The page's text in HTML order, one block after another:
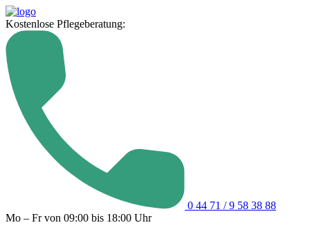
Kostenlose Pflegeberatung:
0 44 71 / 9 58 38 88
Mo – Fr von 09:00 bis 18:00 Uhr